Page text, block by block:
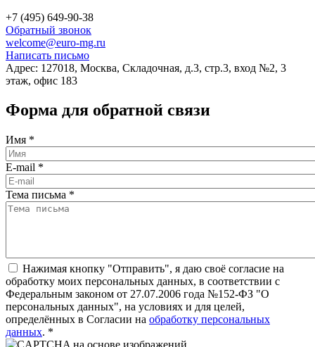
+7 (495) 649-90-38
Обратный звонок
welcome@euro-mg.ru
Написать письмо
Адрес: 127018, Москва, Складочная, д.3, стр.3, вход №2, 3
этаж, офис 183
Форма для обратной связи
Имя *
E-mail *
Тема письма *
Нажимая кнопку "Отправить", я даю своё согласие на
обработку моих персональных данных, в соответствии с
Федеральным законом от 27.07.2006 года №152-ФЗ "О
персональных данных", на условиях и для целей,
определённых в Согласии на обработку персональных
данных. *